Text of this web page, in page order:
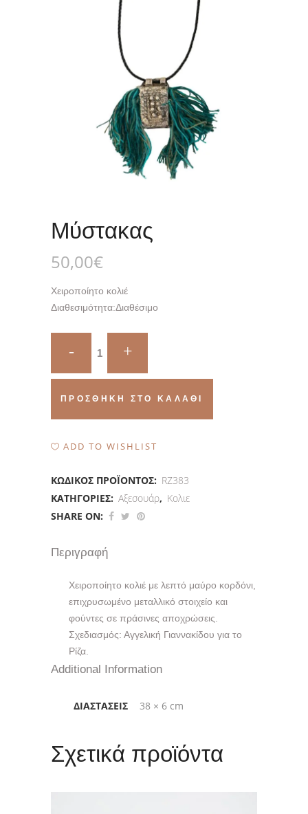
Μύστακας
50,00€
Χειροποίητο κολιέ
Διαθεσιμότητα:Διαθέσιμο
quantity
ΠΡΟΣΘΉΚΗ ΣΤΟ ΚΑΛΆΘΙ
ADD TO WISHLIST
ΚΩΔΙΚΌΣ ΠΡΟΪΌΝΤΟΣ: RZ383
ΚΑΤΗΓΟΡΊΕΣ: Αξεσουάρ, Κολιε
SHARE ON:
Περιγραφή
Χειροποίητο κολιέ με λεπτό μαύρο κορδόνι,
επιχρυσωμένο μεταλλικό στοιχείο και
φούντες σε πράσινες αποχρώσεις.
Σχεδιασμός: Αγγελική Γιαννακίδου για το
Ρίζα.
Additional Information
ΔΙΑΣΤΆΣΕΙΣ 38 × 6 cm
Σχετικά προϊόντα